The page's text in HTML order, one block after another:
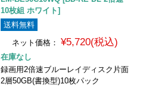
10枚組 ホワイト]
送料無料
ネット価格：
¥5,720(税込)
在庫なし
録画用2倍速ブルーレイディスク片面
2層50GB(書換型)10枚パック